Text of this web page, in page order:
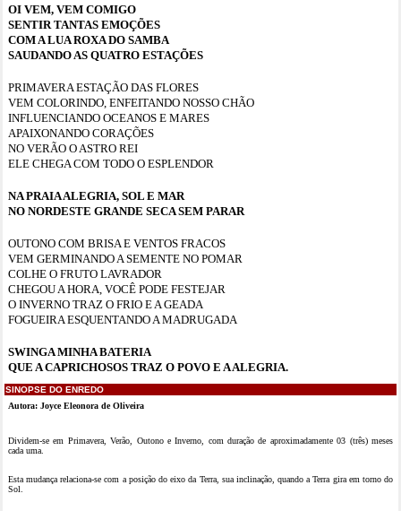
OI VEM, VEM COMIGO
SENTIR TANTAS EMOÇÕES
COM A LUA ROXA DO SAMBA
SAUDANDO AS QUATRO ESTAÇÕES
PRIMAVERA ESTAÇÃO DAS FLORES
VEM COLORINDO, ENFEITANDO NOSSO CHÃO
INFLUENCIANDO OCEANOS E MARES
APAIXONANDO CORAÇÕES
NO VERÃO O ASTRO REI
ELE CHEGA COM TODO O ESPLENDOR
NA PRAIA ALEGRIA, SOL E MAR
NO NORDESTE GRANDE SECA SEM PARAR
OUTONO COM BRISA E VENTOS FRACOS
VEM GERMINANDO A SEMENTE NO POMAR
COLHE O FRUTO LAVRADOR
CHEGOU A HORA, VOCÊ PODE FESTEJAR
O INVERNO TRAZ O FRIO E A GEADA
FOGUEIRA ESQUENTANDO A MADRUGADA
SWINGA MINHA BATERIA
QUE A CAPRICHOSOS TRAZ O POVO E A ALEGRIA.
SINOPSE DO ENREDO
Autora: Joyce Eleonora de Oliveira
Dividem-se em Primavera, Verão, Outono e Inverno, com duração de aproximadamente 03 (três) meses
cada uma.
Esta mudança relaciona-se com a posição do eixo da Terra, sua inclinação, quando a Terra gira em torno do
Sol.